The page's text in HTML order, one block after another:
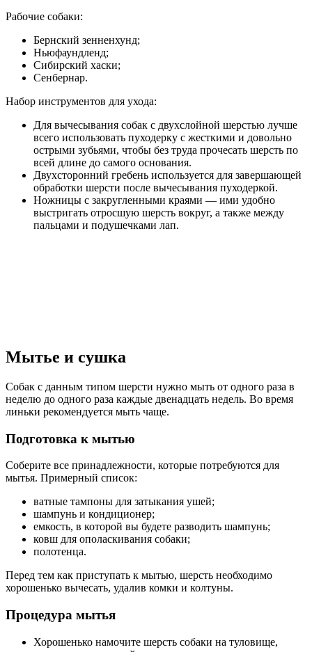
Рабочие собаки:
Бернский зенненхунд;
Ньюфаундленд;
Сибирский хаски;
Сенбернар.
Набор инструментов для ухода:
Для вычесывания собак с двухслойной шерстью лучше
всего использовать пуходерку с жесткими и довольно
острыми зубьями, чтобы без труда прочесать шерсть по
всей длине до самого основания.
Двухсторонний гребень используется для завершающей
обработки шерсти после вычесывания пуходеркой.
Ножницы с закругленными краями — ими удобно
выстригать отросшую шерсть вокруг, а также между
пальцами и подушечками лап.
Мытье и сушка
Собак с данным типом шерсти нужно мыть от одного раза в
неделю до одного раза каждые двенадцать недель. Во время
линьки рекомендуется мыть чаще.
Подготовка к мытью
Соберите все принадлежности, которые потребуются для
мытья. Примерный список:
ватные тампоны для затыкания ушей;
шампунь и кондиционер;
емкость, в которой вы будете разводить шампунь;
ковш для ополаскивания собаки;
полотенца.
Перед тем как приступать к мытью, шерсть необходимо
хорошенько вычесать, удалив комки и колтуны.
Процедура мытья
Хорошенько намочите шерсть собаки на туловище,